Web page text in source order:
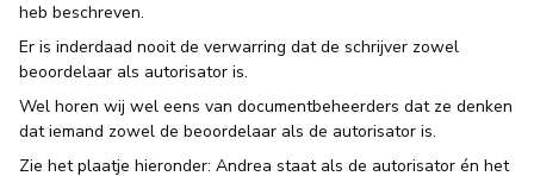
heb beschreven.
Er is inderdaad nooit de verwarring dat de schrijver zowel
beoordelaar als autorisator is.
Wel horen wij wel eens van documentbeheerders dat ze denken
dat iemand zowel de beoordelaar als de autorisator is.
Zie het plaatje hieronder: Andrea staat als de autorisator én het